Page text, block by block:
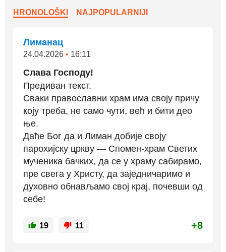
HRONOLOŠKI NAJPOPULARNIJI
Лиманац
24.04.2026 • 16:11
Слава Господу!
Предиван текст.
Сваки православни храм има своју причу
коју треба, не само чути, већ и бити део
ње.
Даће Бог да и Лиман добије своју
парохијску цркву — Спомен-храм Светих
мученика бачких, да се у храму сабирамо,
пре свега у Христу, да заједничаримо и
духовно обнављамо свој крај, почевши од
себе!
19 11 +8